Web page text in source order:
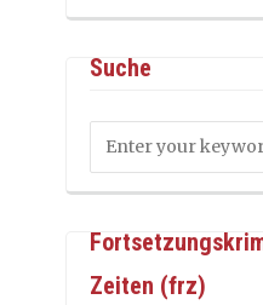
Suche
Zeiten (frz)